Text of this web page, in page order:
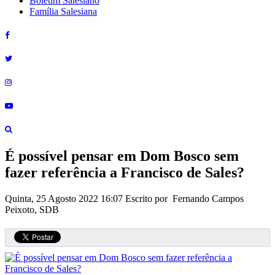
Família Salesiana
É possível pensar em Dom Bosco sem
fazer referência a Francisco de Sales?
Quinta, 25 Agosto 2022 16:07 Escrito por Fernando Campos
Peixoto, SDB